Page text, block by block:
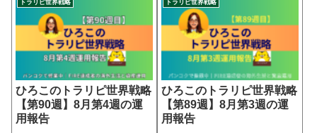
トラリピ世界戦略
ひろこのトラリピ世界戦略
【第90週】8月第4週の運
用報告
トラリピ世界戦略
ひろこのトラリピ世界戦略
【第89週】8月第3週の運
用報告